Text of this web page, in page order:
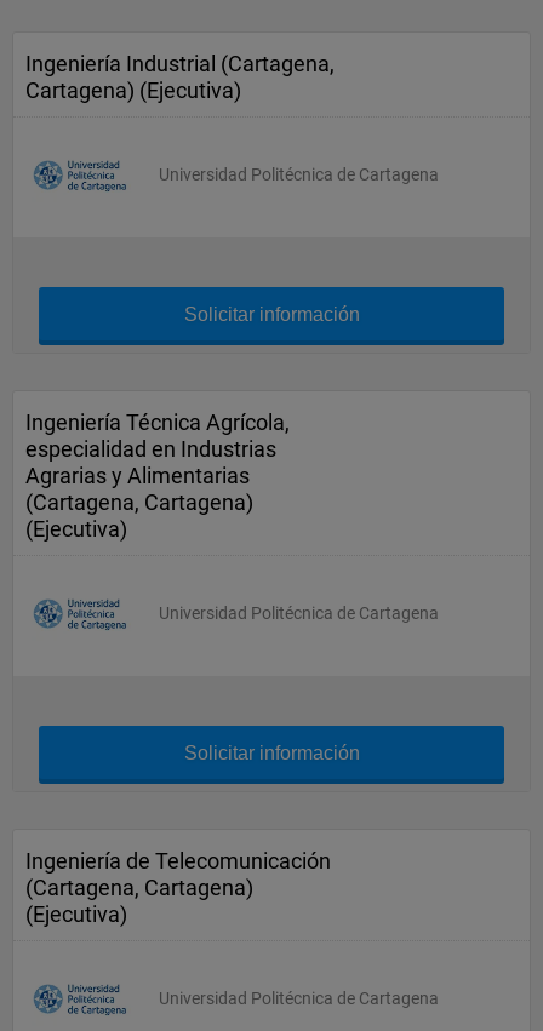
Ingeniería Industrial (Cartagena,
Cartagena) (Ejecutiva)
Universidad Politécnica de Cartagena
Solicitar información
Ingeniería Técnica Agrícola,
especialidad en Industrias
Agrarias y Alimentarias
(Cartagena, Cartagena)
(Ejecutiva)
Universidad Politécnica de Cartagena
Solicitar información
Ingeniería de Telecomunicación
(Cartagena, Cartagena)
(Ejecutiva)
Universidad Politécnica de Cartagena